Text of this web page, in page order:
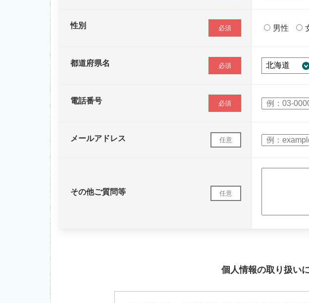
性別 必須 男性
都道府県名 必須
電話番号 必須
メールアドレス 任意
その他ご質問等 任意
個人情報の取り扱い